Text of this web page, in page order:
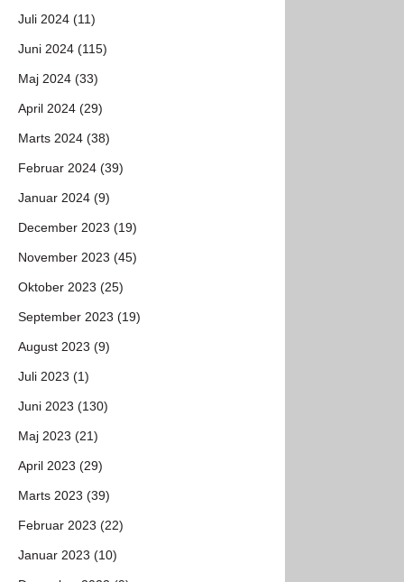
Juli 2024 (11)
Juni 2024 (115)
Maj 2024 (33)
April 2024 (29)
Marts 2024 (38)
Februar 2024 (39)
Januar 2024 (9)
December 2023 (19)
November 2023 (45)
Oktober 2023 (25)
September 2023 (19)
August 2023 (9)
Juli 2023 (1)
Juni 2023 (130)
Maj 2023 (21)
April 2023 (29)
Marts 2023 (39)
Februar 2023 (22)
Januar 2023 (10)